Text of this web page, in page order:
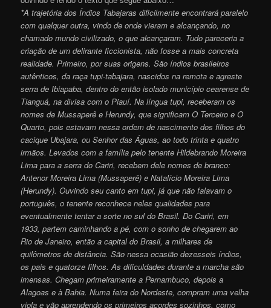
*A trajetória dos Índios Tabajaras dificilmente encontrará paralelo
com qualquer outra, vindo de onde vieram e alcançando, no
chamado mundo civilizado, o que alcançaram. Tudo pareceria a
criação de um delirante ficcionista, não fosse a mais concreta
realidade. Primeiro, por suas origens. São índios brasileiros
autênticos, da raça tupi-tabajara, nascidos na remota e agreste
serra de Ibiapaba, dentro do então isolado município cearense de
Tianguá, na divisa com o Piauí. Na língua tupi, receberam os
nomes de Mussaperê e Herundy, que significam O Terceiro e O
Quarto, pois estavam nessa ordem de nascimento dos filhos do
cacique Ubajara, ou Senhor das Águas, ao todo trinta e quatro
irmãos. Levados com a família pelo tenente Hildebrando Moreira
Lima para a serra do Cariri, recebem dele nomes de branco:
Antenor Moreira Lima (Mussaperê) e Natalício Moreira Lima
(Herundy). Ouvindo seu canto em tupi, já que não falavam o
português, o tenente reconhece neles qualidades para
eventualmente tentar a sorte no sul do Brasil. Do Cariri, em
1933, partem caminhando a pé, com o sonho de chegarem ao
Rio de Janeiro, então a capital do Brasil, a milhares de
quilômetros de distância. São nessa ocasião dezesseis índios,
os pais e quatorze filhos. As dificuldades durante a marcha são
imensas. Chegam primeiramente a Pernambuco, depois a
Alagoas e à Bahia. Numa feira do Nordeste, compram uma velha
viola e vão aprendendo os primeiros acordes sozinhos, como